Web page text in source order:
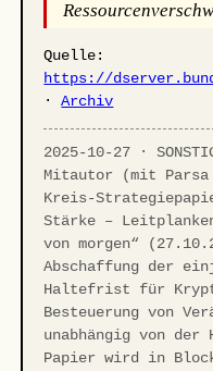
Quelle:
https://
·Archiv
2025-10-27 ·
Mitautor (mit Parsa
Kreis-
Stärke –
von morgen“
Abschaffung der
Haltefrist für
Besteuerung von
unabhängig von
Papier wird in